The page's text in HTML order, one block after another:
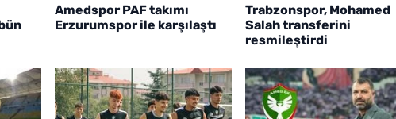
Amedspor PAF takımı
Erzurumspor ile karşılaştı
Trabzonspor, Mohamed
Salah transferini
resmileştirdi